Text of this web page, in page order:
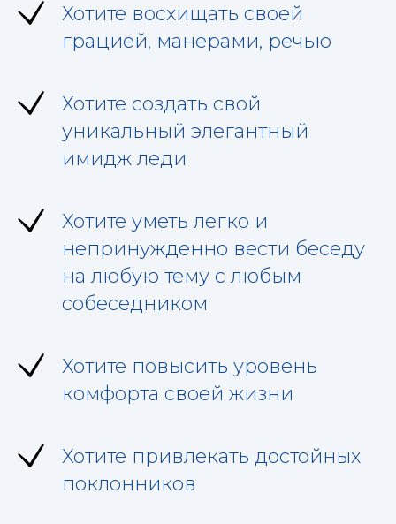
Хотите восхищать своей
грацией, манерами, речью
Хотите создать свой
уникальный элегантный
имидж леди
Хотите уметь легко и
непринужденно вести беседу
на любую тему с любым
собеседником
Хотите повысить уровень
комфорта своей жизни
Хотите привлекать достойных
поклонников